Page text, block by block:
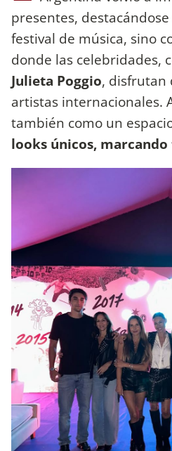
presentes,
festival de música, sino
donde las celebridades,
Julieta Poggio, disfrutan
artistas internacionales.
también como un
looks únicos,